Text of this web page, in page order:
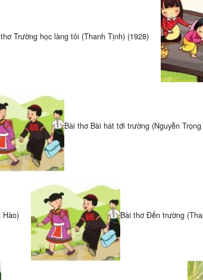
Trường học làng tôi (Thanh Tịnh) (1928)
Bài thơ Bài hát tới trường (Nguyễn Trọng
Hào) Bài thơ Đến trường